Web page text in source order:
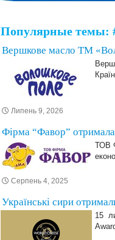
Популярные темы:
Вершкове масло ТМ
Липень 9, 2026
Фірма “Фавор” отримала
ТОВ
Серпень 4, 2025
Українські сири
15